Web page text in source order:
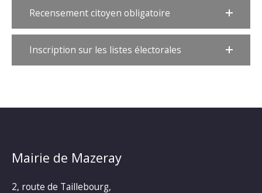
Recensement citoyen obligatoire
Inscription sur les listes électorales
Mairie de Mazeray
2, route de Taillebourg,